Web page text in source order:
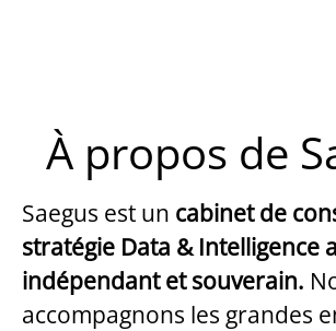
À propos de
Saegus est un cabinet de
stratégie Data & Intelligence
indépendant et souverain.
accompagnons les grandes